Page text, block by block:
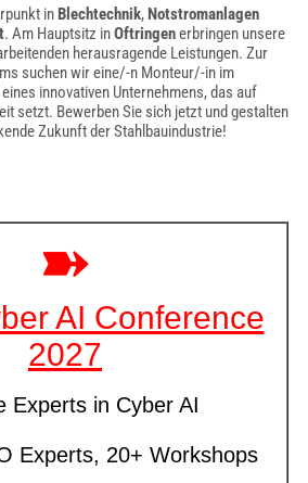
inBlechtechnik,Notstromanlagen
. Am Hauptsitz inOftringenerbringen unsere
herausragende Leistungen. Zur
suchen wir eine/-n Monteur/-in im
innovativen Unternehmens, das auf
setzt. Bewerben Sie sich jetzt und gestalten
Zukunft der Stahlbauindustrie!